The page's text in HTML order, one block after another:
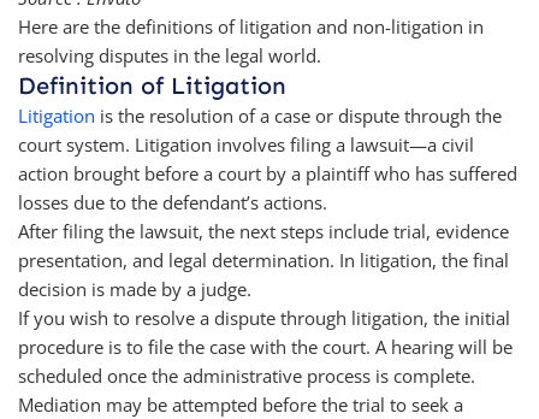
Here are the definitions of litigation and non-litigation in
resolving disputes in the legal world.
Definition of Litigation
Litigation is the resolution of a case or dispute through the
court system. Litigation involves filing a lawsuit—a civil
action brought before a court by a plaintiff who has suffered
losses due to the defendant’s actions.
After filing the lawsuit, the next steps include trial, evidence
presentation, and legal determination. In litigation, the final
decision is made by a judge.
If you wish to resolve a dispute through litigation, the initial
procedure is to file the case with the court. A hearing will be
scheduled once the administrative process is complete.
Mediation may be attempted before the trial to seek a